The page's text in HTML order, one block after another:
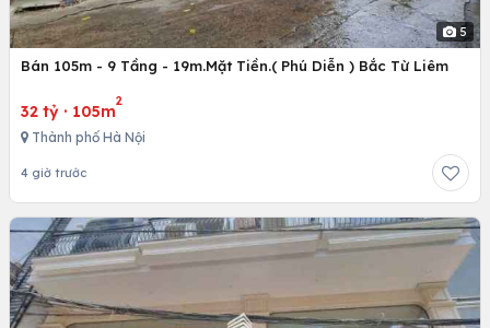
5
Bán 105m - 9 Tầng - 19m.Mặt Tiền.( Phú Diễn ) Bắc Từ Liêm
32 tỷ · 105m
2
Thành phố Hà Nội
4 giờ trước